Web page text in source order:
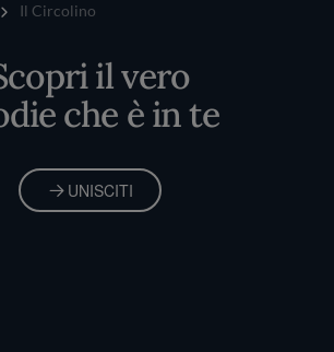
Il Circolino
il vero
che è in te
UNISCITI